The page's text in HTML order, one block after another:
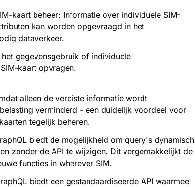
kaart beheer: Informatie over individuele SIM-
kan worden opgevraagd in het
dataverkeer.
gegevensgebruik of individuele
kaart opvragen.
alleen de vereiste informatie wordt
verminderd - een duidelijk voordeel voor
tegelijk beheren.
biedt de mogelijkheid om query's dynamisch
zonder de API te wijzigen. Dit vergemakkelijkt de
functies in wherever SIM.
biedt een gestandaardiseerde API waarmee